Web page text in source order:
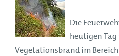
Die
heutigen Tag
Vegetationsbrand im